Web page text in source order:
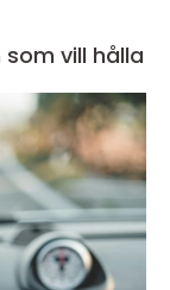
vill hålla